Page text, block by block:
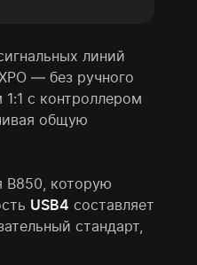
линий
— без ручного
с контроллером
общую
B850, которую
USB4 составляет
стандарт,